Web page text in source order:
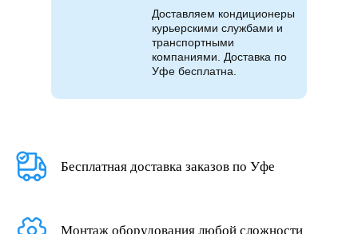
Доставляем кондиционеры
курьерскими службами и
транспортными
компаниями. Доставка по
Уфе бесплатна.
Бесплатная доставка заказов по Уфе
Монтаж оборудования любой сложности